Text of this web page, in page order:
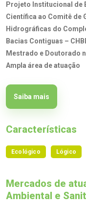
Projeto Institucional de
Científica ao Comitê de
Hidrográficas do
Bacias Contiguas –
Mestrado e Doutorado
Ampla área de atuação
Saiba mais
Características
Ecológico Lógico
Mercados de
Ambiental e